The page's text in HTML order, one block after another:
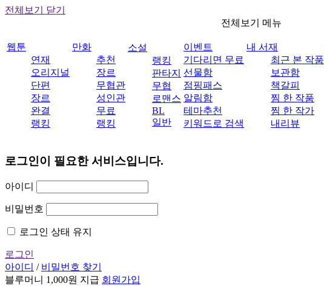
전체보기 닫기
전체보기 메뉴
웹툰
연재
오리지널
단편
장르
완결
랭킹
만화
추천
장르
무협관
성인관
무료
랭킹
소설
랭킹
판타지
무협
로맨스
BL
일반
이벤트
기다리면 무료
선물함
점핑패스
알림함
테마추천
키워드로 검색
내 서재
최근 본 작품
보관함
책갈피
찜 한 작품
찜 한 작가
내리뷰
로그인이 필요한 서비스입니다.
아이디
비밀번호
로그인 상태 유지
로그인
아이디 / 비밀번호 찾기
블루머니 1,000원 지급 회원가입